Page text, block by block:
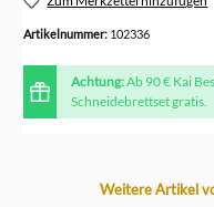
Artikelnummer: 102336
Achtung:Ab 90 € Kai
Schneidebrettset gratis.
Produktgalerie
Weitere Artikel